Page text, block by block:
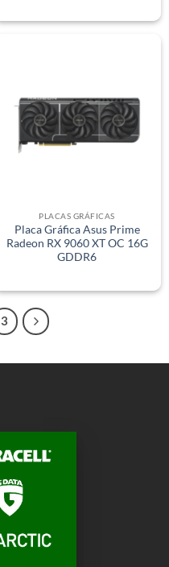
PLACAS GRÁFICAS
Placa Gráfica Asus Prime
Radeon RX 9060 XT OC 16G
GDDR6
3